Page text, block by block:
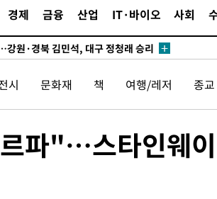
경제 금융 산업 IT·바이오 사회
합산 김민석 48.54%로 승리…정청래
원·경북 김민석, 대구 정청래 승리
리당원 투표 정청래 47.82%·김민석
리당원 투표 김민석 승리…50.30%
수 역전 우승…데뷔 10년 차에 첫 정
시 문화재 책 여행/레저 종교
파"…스타인웨